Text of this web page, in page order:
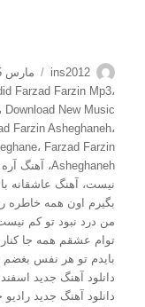
نویسنده
ins2012
ارسال
شده
در
مارس 15, 2017
Farzad Farzin Mp3،
Download New Music
Farzin Asheghaneh،
، Farzad Farzin
Asheghaneh،
آهنگ
نیست، آهنگ عاشقانه
بگیرم اون همه خاطره
من درد نبود تو کم
توام عشقم همه جا
بایدم تو هر نفس بغضم
دانلود آهنگ جدید اسفند
دانلود آهنگ جدید رادیو